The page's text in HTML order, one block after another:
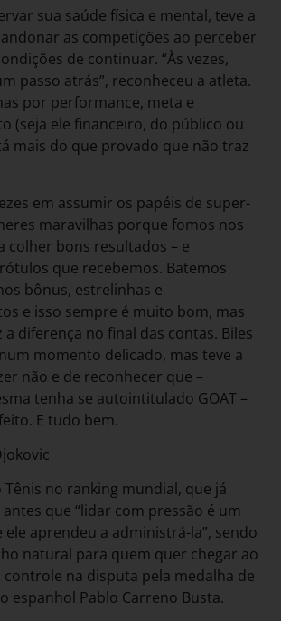
sua saúde física e mental, teve a
as competições ao perceber
de continuar. “Às vezes,
passo atrás”, reconheceu a atleta.
por performance, meta e
(seja ele financeiro, do público ou
mais do que provado que não traz
em assumir os papéis de super-
maravilhas porque fomos nos
colher bons resultados – e
que recebemos. Batemos
bônus, estrelinhas e
e isso sempre é muito bom, mas
a diferença no final das contas. Biles
momento delicado, mas teve a
não e de reconhecer que –
tenha se autointitulado GOAT –
E tudo bem.
no ranking mundial, que já
que “lidar com pressão é um
ele aprendeu a administrá-la”, sendo
natural para quem quer chegar ao
na disputa pela medalha de
espanhol Pablo Carreno Busta.